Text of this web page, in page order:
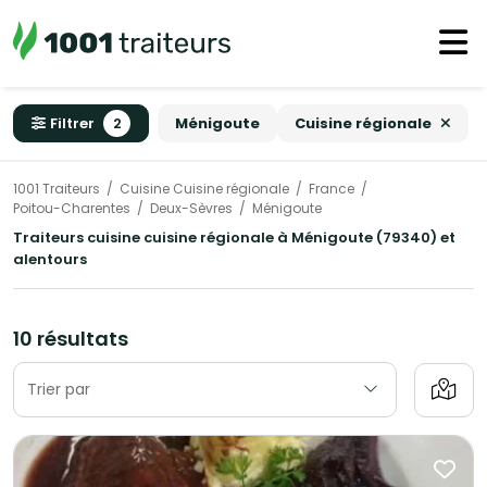
Filtrer 2 Ménigoute Cuisine régionale
1001 Traiteurs Cuisine Cuisine régionale
France
Poitou-Charentes
Deux-Sèvres Ménigoute
Traiteurs cuisine cuisine régionale à Ménigoute (79340) et
alentours
10 résultats
Trier par